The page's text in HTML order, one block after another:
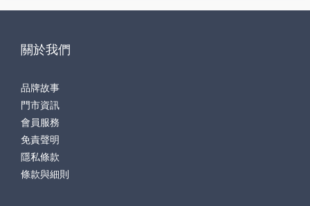
關於我們
品牌故事
門市資訊
會員服務
免責聲明
隱私條款
條款與細則